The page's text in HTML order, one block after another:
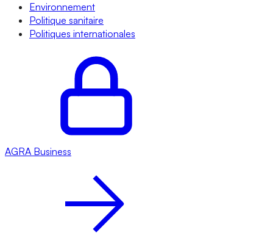
Environnement
Politique sanitaire
Politiques internationales
AGRA Business